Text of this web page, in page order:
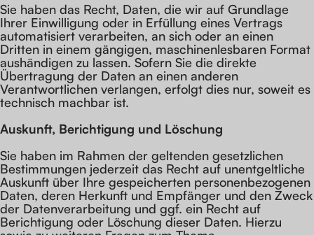
Sie haben das Recht, Daten, die wir auf Grundlage
Ihrer Einwilligung oder in Erfüllung eines Vertrags
automatisiert verarbeiten, an sich oder an einen
Dritten in einem gängigen, maschinenlesbaren Format
aushändigen zu lassen. Sofern Sie die direkte
Übertragung der Daten an einen anderen
Verantwortlichen verlangen, erfolgt dies nur, soweit es
technisch machbar ist.
Auskunft, Berichtigung und Löschung
Sie haben im Rahmen der geltenden gesetzlichen
Bestimmungen jederzeit das Recht auf unentgeltliche
Auskunft über Ihre gespeicherten personenbezogenen
Daten, deren Herkunft und Empfänger und den Zweck
der Datenverarbeitung und ggf. ein Recht auf
Berichtigung oder Löschung dieser Daten. Hierzu